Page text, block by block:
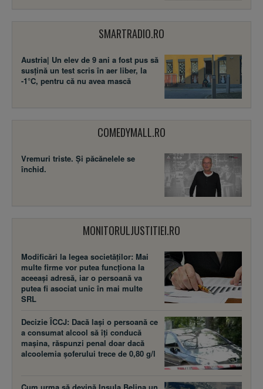
SMARTRADIO.RO
Austria| Un elev de 9 ani a fost pus să
susţină un test scris în aer liber, la
-1°C, pentru că nu avea mască
COMEDYMALL.RO
Vremuri triste. Şi păcănelele se
închid.
MONITORULJUSTITIEI.RO
Modificări la legea societăţilor: Mai
multe firme vor putea funcţiona la
aceeaşi adresă, iar o persoană va
putea fi asociat unic în mai multe
SRL
Decizie ÎCCJ: Dacă laşi o persoană ce
a consumat alcool să îţi conducă
maşina, răspunzi penal doar dacă
alcoolemia şoferului trece de 0,80 g/l